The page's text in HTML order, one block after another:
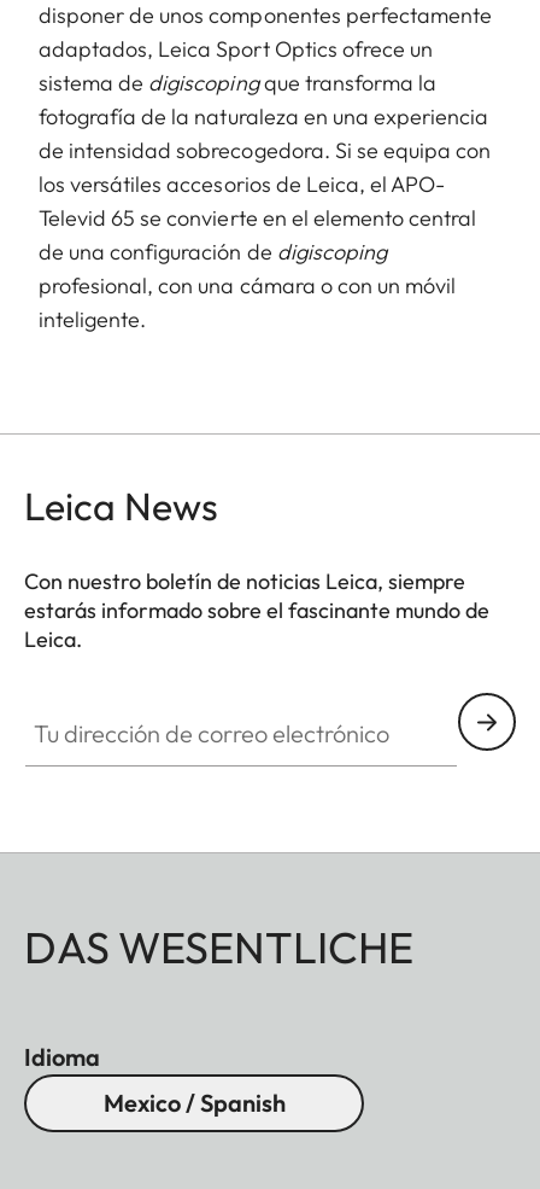
disponer de unos componentes perfectamente
adaptados, Leica Sport Optics ofrece un
sistema de digiscopingque transforma la
fotografía de la naturaleza en una experiencia
de intensidad sobrecogedora. Si se equipa con
los versátiles accesorios de Leica, el APO-
Televid 65 se convierte en el elemento central
de una configuración de digiscoping
profesional, con una cámara o con un móvil
inteligente.
Leica News
Con nuestro boletín de noticias Leica, siempre
estarás informado sobre el fascinante mundo de
Leica.
DAS WESENTLICHE
Idioma
Mexico / Spanish